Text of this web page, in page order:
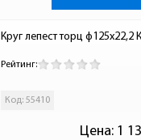
Круг лепест торц ф125х22,2
Рейтинг:
Код: 55410
Цена: 1